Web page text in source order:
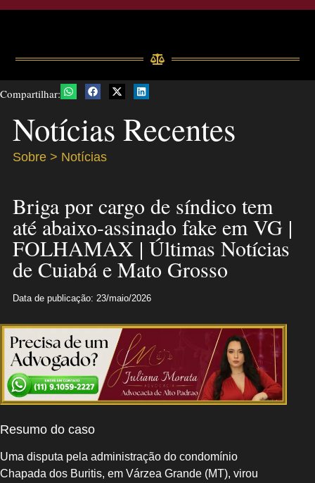
Compartilhar:
Notícias Recentes
Sobre > Notícias
Briga por cargo de síndico tem
até abaixo-assinado fake em VG |
FOLHAMAX | Últimas Notícias
de Cuiabá e Mato Grosso
Data de publicação: 23/maio/2026
Resumo do caso
Uma disputa pela administração do condomínio
Chapada dos Buritis, em Várzea Grande (MT), virou